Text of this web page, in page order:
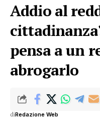
Addio al
pensa a un
abrogarlo
diRedazione Web